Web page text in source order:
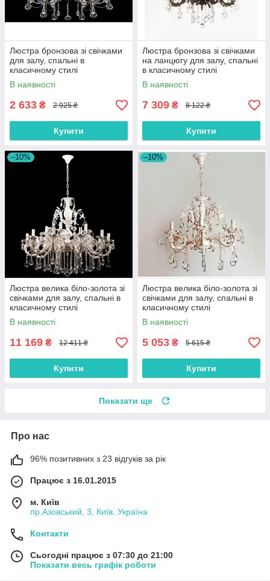
Люстра бронзова зі свічками
для залу, спальні в
класичному стилі
В наявності
2 633 ₴ 2 925 ₴
Купити
Люстра бронзова зі свічками
на ланцюгу для залу, спальні
в класичному стилі
В наявності
7 309 ₴ 8 122 ₴
Купити
–10%
Люстра велика біло-золота зі
свічками для залу, спальні в
класичному стилі
В наявності
11 169 ₴ 12 411 ₴
Купити
–10%
Люстра велика біло-золота зі
свічками для залу, спальні в
класичному стилі
В наявності
5 053 ₴ 5 615 ₴
Купити
Показати ще
Про нас
96% позитивних з 23 відгуків за рік
Працює з 16.01.2015
м. Київ
пр.Азовський, 3, Київ, Україна
Контакти
Сьогодні працює з 07:30 до 21:00
Показати весь графік роботи